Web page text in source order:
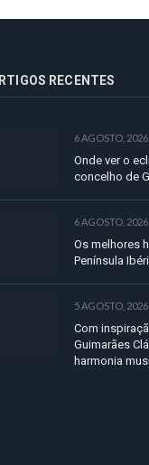
RECENTES
6 AGOSTO, 2026
Onde ver o
concelho de
6 AGOSTO, 2026
Os melhores
Península
5 AGOSTO, 2026
Com
Guimarães
harmonia